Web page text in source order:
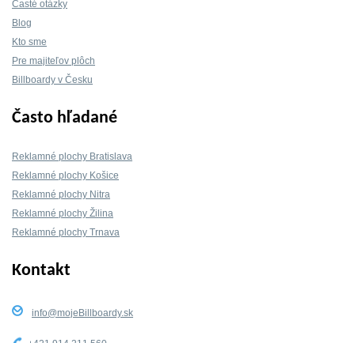
Časté otázky
Blog
Kto sme
Pre majiteľov plôch
Billboardy v Česku
Často hľadané
Reklamné plochy Bratislava
Reklamné plochy Košice
Reklamné plochy Nitra
Reklamné plochy Žilina
Reklamné plochy Trnava
Kontakt
info@mojeBillboardy.sk